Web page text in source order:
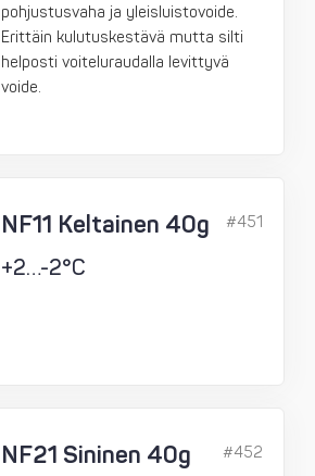
pohjustusvaha ja yleisluistovoide.
Erittäin kulutuskestävä mutta silti
helposti voiteluraudalla levittyvä
voide.
NF11 Keltainen 40g
+2…-2°C
#451
NF21 Sininen 40g #452